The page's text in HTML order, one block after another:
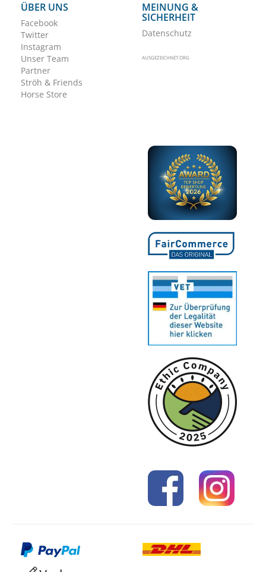
ÜBER UNS
Facebook
Twitter
Instagram
Unser Team
Partner
Ströh & Friends
Horse Store
MEINUNG &
SICHERHEIT
Datenschutz
AUSGEZEICHNET.ORG